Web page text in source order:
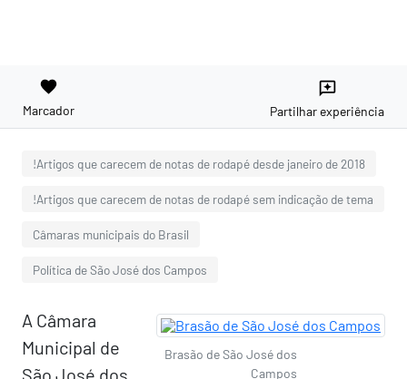
favorite
Marcador
reviews
Partilhar experiência
!Artigos que carecem de notas de rodapé desde janeiro de 2018
!Artigos que carecem de notas de rodapé sem indicação de tema
Câmaras municipais do Brasil
Política de São José dos Campos
Brasão de São José dos
Campos
A Câmara
Municipal de
São José dos